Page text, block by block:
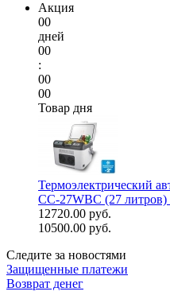
Акция
00
дней
00
:
00
00
Товар дня
Термоэлектрический
CC-27WBC (27
12720.00 руб.
10500.00 руб.
Следите за новостями
Защищенные платежи
Возврат денег